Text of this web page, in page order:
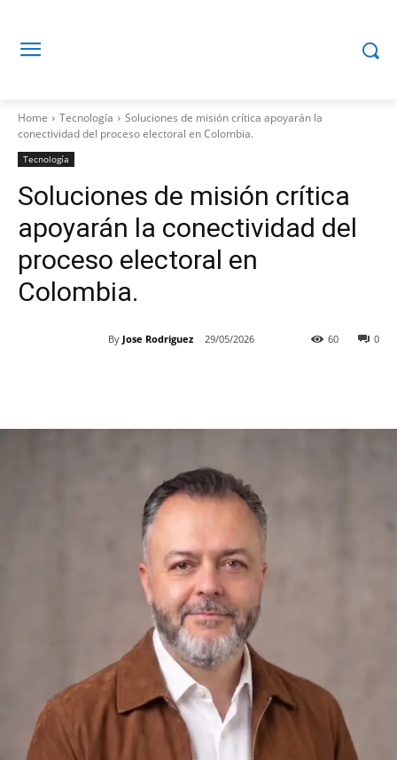
Home Tecnología
Soluciones de misión crítica apoyarán la
conectividad del proceso electoral en Colombia.
Tecnología
Soluciones de misión crítica
apoyarán la conectividad del
proceso electoral en
Colombia.
By Jose Rodriguez 29/05/2026 0
60